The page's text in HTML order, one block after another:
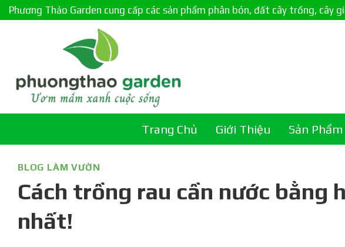
Skip
Phương Thảo Garden cung cấp các sản phẩm phân bón, đất cây trồng, cây
Trang Chủ Giới Thiệu Sản Phẩm
BLOG LÀM VƯỜN
Cách trồng rau cần nước
nhất!